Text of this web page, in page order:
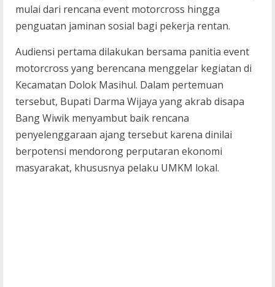
mulai dari rencana event motorcross hingga
penguatan jaminan sosial bagi pekerja rentan.
Audiensi pertama dilakukan bersama panitia event
motorcross yang berencana menggelar kegiatan di
Kecamatan Dolok Masihul. Dalam pertemuan
tersebut, Bupati Darma Wijaya yang akrab disapa
Bang Wiwik menyambut baik rencana
penyelenggaraan ajang tersebut karena dinilai
berpotensi mendorong perputaran ekonomi
masyarakat, khususnya pelaku UMKM lokal.